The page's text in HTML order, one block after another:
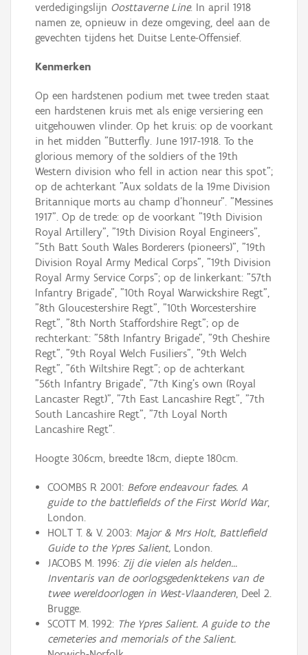
verdedigingslijn Oosttaverne Line. In april 1918
namen ze, opnieuw in deze omgeving, deel aan de
gevechten tijdens het Duitse Lente-Offensief.
Kenmerken
Op een hardstenen podium met twee treden staat
een hardstenen kruis met als enige versiering een
uitgehouwen vlinder. Op het kruis: op de voorkant
in het midden "Butterfly. June 1917-1918. To the
glorious memory of the soldiers of the 19th
Western division who fell in action near this spot";
op de achterkant "Aux soldats de la 19me Division
Britannique morts au champ d'honneur". "Messines
1917". Op de trede: op de voorkant "19th Division
Royal Artillery", "19th Division Royal Engineers",
"5th Batt South Wales Borderers (pioneers)", "19th
Division Royal Army Medical Corps", "19th Division
Royal Army Service Corps"; op de linkerkant: "57th
Infantry Brigade", "10th Royal Warwickshire Regt",
"8th Gloucestershire Regt", "10th Worcestershire
Regt", "8th North Staffordshire Regt"; op de
rechterkant: "58th Infantry Brigade", "9th Cheshire
Regt", "9th Royal Welch Fusiliers", "9th Welch
Regt", "6th Wiltshire Regt"; op de achterkant
"56th Infantry Brigade", "7th King's own (Royal
Lancaster Regt)", "7th East Lancashire Regt", "7th
South Lancashire Regt", "7th Loyal North
Lancashire Regt".
Hoogte 306cm, breedte 18cm, diepte 180cm.
COOMBS R 2001: Before endeavour fades. A
guide to the battlefields of the First World War,
London.
HOLT T. & V. 2003: Major & Mrs Holt, Battlefield
Guide to the Ypres Salient,London.
JACOBS M. 1996: Zij die vielen als helden...
Inventaris van de oorlogsgedenktekens van de
twee wereldoorlogen in West-Vlaanderen, Deel 2.
Brugge.
SCOTT M. 1992: The Ypres Salient. A guide to the
cemeteries and memorials of the Salient.